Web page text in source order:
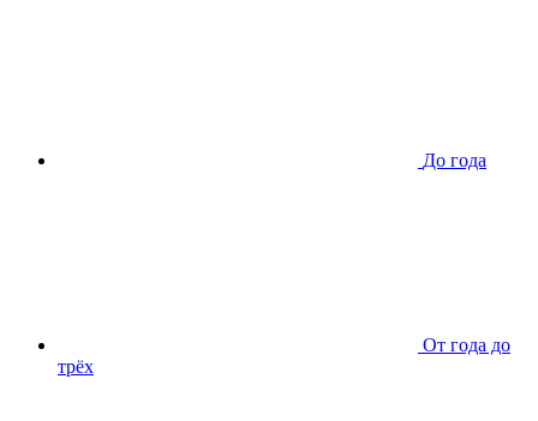
До года
От года до
трёх